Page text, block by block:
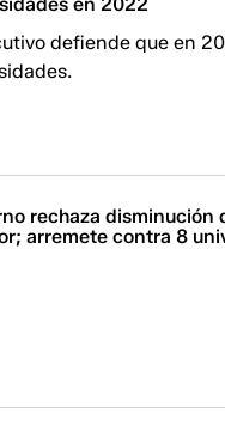
defiende que en
rechaza disminución
arremete contra 8